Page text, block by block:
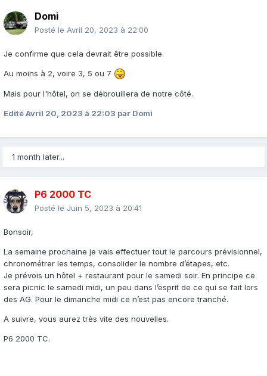
Domi
Posté le Avril 20, 2023 à 22:00
Je confirme que cela devrait être possible.
Au moins à 2, voire 3, 5 ou 7
Mais pour l'hôtel, on se débrouillera de notre côté.
EditéAvril 20, 2023 à 22:03 par Domi
1 month later...
P6 2000 TC
Posté le Juin 5, 2023 à 20:41
Bonsoir,
La semaine prochaine je vais effectuer tout le parcours prévisionnel,
chronométrer les temps, consolider le nombre d’étapes, etc.
Je prévois un hôtel + restaurant pour le samedi soir. En principe ce
sera picnic le samedi midi, un peu dans l’esprit de ce qui se fait lors
des AG. Pour le dimanche midi ce n’est pas encore tranché.
A suivre, vous aurez très vite des nouvelles.
P6 2000 TC.